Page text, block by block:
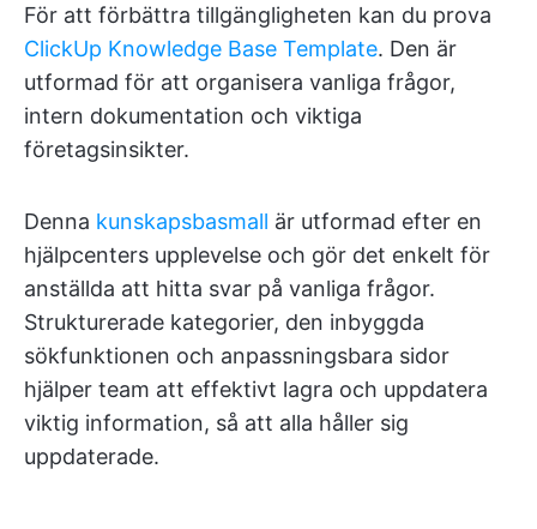
För att förbättra tillgängligheten kan du prova
ClickUp Knowledge Base Template. Den är
utformad för att organisera vanliga frågor,
intern dokumentation och viktiga
företagsinsikter.
Denna kunskapsbasmall är utformad efter en
hjälpcenters upplevelse och gör det enkelt för
anställda att hitta svar på vanliga frågor.
Strukturerade kategorier, den inbyggda
sökfunktionen och anpassningsbara sidor
hjälper team att effektivt lagra och uppdatera
viktig information, så att alla håller sig
uppdaterade.